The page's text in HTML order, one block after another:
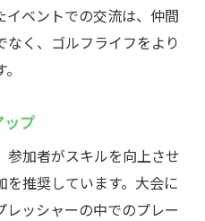
イベントでの交流は、仲間
なく、ゴルフライフをより
ップ
参加者がスキルを向上させ
推奨しています。大会に
ッシャーの中でのプレー